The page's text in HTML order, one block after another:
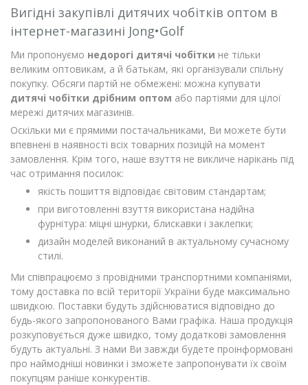
Вигідні закупівлі дитячих чобітків оптом в
інтернет-магазині Jong•Golf
Ми пропонуємо недорогі дитячі чобітки не тільки
великим оптовикам, а й батькам, які організували спільну
покупку. Обсяги партій не обмежені: можна купувати
дитячі чобітки дрібним оптом або партіями для цілої
мережі дитячих магазинів.
Оскільки ми є прямими постачальниками, Ви можете бути
впевнені в наявності всіх товарних позицій на момент
замовлення. Крім того, наше взуття не викличе нарікань під
час отримання посилок:
якість пошиття відповідає світовим стандартам;
при виготовленні взуття використана надійна
фурнітура: міцні шнурки, блискавки і заклепки;
дизайн моделей виконаний в актуальному сучасному
стилі.
Ми співпрацюємо з провідними транспортними компаніями,
тому доставка по всій території України буде максимально
швидкою. Поставки будуть здійснюватися відповідно до
будь-якого запропонованого Вами графіка. Наша продукція
розкуповується дуже швидко, тому додаткові замовлення
будуть актуальні. З нами Ви завжди будете проінформовані
про наймодніші новинки і зможете запропонувати їх своїм
покупцям раніше конкурентів.